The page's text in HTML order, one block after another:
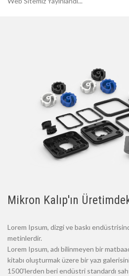
Mikron Kalıp'ın
Lorem Ipsum, dizgi ve baskı
metinlerdir.
Lorem Ipsum, adı bilinmeyen bir
kitabı oluşturmak üzere bir yazı galerisini
1500'lerden beri endüstri standardı